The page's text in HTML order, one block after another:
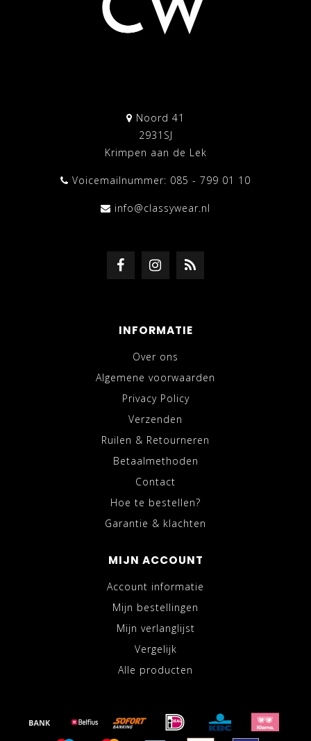
Noord 41
2931SJ
Krimpen aan de Lek
Voicemailnummer: 085 - 799 01 10
info@classywear.nl
INFORMATIE
Over ons
Algemene voorwaarden
Privacy Policy
Verzenden
Ruilen & Retourneren
Betaalmethoden
Contact
Hoe te bestellen?
Garantie & klachten
MIJN ACCOUNT
Account informatie
Mijn bestellingen
Mijn verlanglijst
Vergelijk
Alle producten